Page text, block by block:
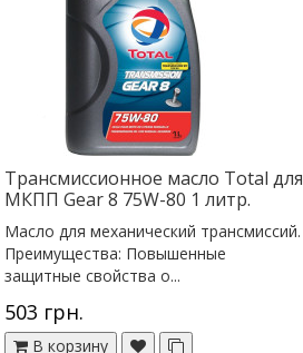
Трансмиссионное масло Total для
МКПП Gear 8 75W-80 1 литр.
Масло для механический трансмиссий.
Преимущества: Повышенные
защитные свойства о...
503 грн.
В корзину